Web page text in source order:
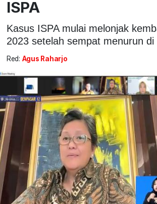
ISPA
Kasus ISPA mulai melonjak
2023 setelah sempat menurun di
Red: Agus Raharjo